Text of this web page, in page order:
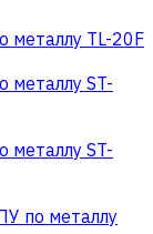
металлу TL-20F
металлу ST-
металлу ST-
по металлу